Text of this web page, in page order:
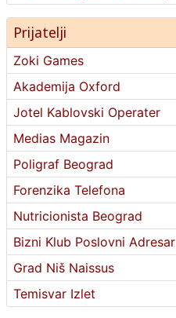
Prijatelji
Zoki Games
Akademija Oxford
Jotel Kablovski Operater
Medias Magazin
Poligraf Beograd
Forenzika Telefona
Nutricionista Beograd
Bizni Klub Poslovni Adresar
Grad Niš Naissus
Temisvar Izlet